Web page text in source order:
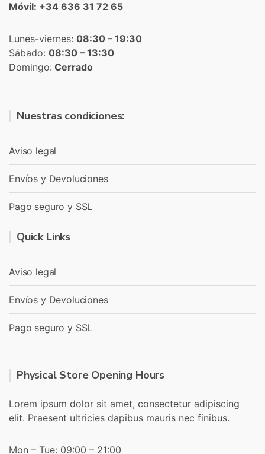
Móvil: +34 636 31 72 65
Lunes-viernes: 08:30 – 19:30
Sábado: 08:30 – 13:30
Domingo: Cerrado
Nuestras condiciones:
Aviso legal
Envíos y Devoluciones
Pago seguro y SSL
Quick Links
Aviso legal
Envíos y Devoluciones
Pago seguro y SSL
Physical Store Opening Hours
Lorem ipsum dolor sit amet, consectetur adipiscing
elit. Praesent ultricies dapibus mauris nec finibus.
Mon – Tue: 09:00 – 21:00